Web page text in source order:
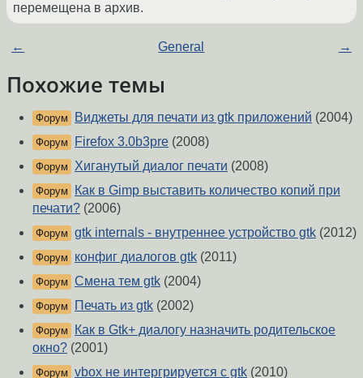
перемещена в архив.
← General →
Похожие темы
Форум Виджеты для печати из gtk приложений (2004)
Форум Firefox 3.0b3pre (2008)
Форум Хиганутый диалог печати (2008)
Форум
Как в Gimp выставить количество копий при
печати? (2006)
Форум gtk internals - внутреннее устройство gtk (2012)
Форум конфиг диалогов gtk (2011)
Форум Смена тем gtk (2004)
Форум Печать из gtk (2002)
Форум
Как в Gtk+ диалогу назначить родительское
окно? (2001)
Форум vbox не интергрируется с gtk (2010)